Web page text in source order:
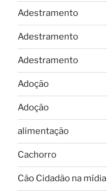
Adestramento
Adestramento
Adestramento
Adoção
Adoção
alimentação
Cachorro
Cão Cidadão na mídia